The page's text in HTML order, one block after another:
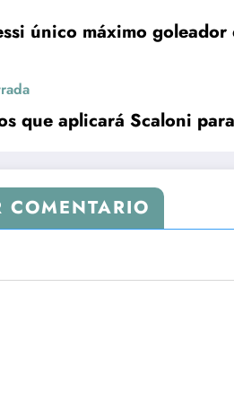
único máximo
que aplicará Scaloni
COMENTARIO